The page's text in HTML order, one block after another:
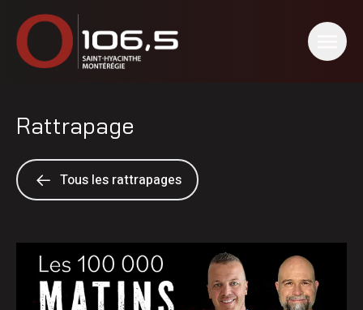
Rattrapage
Tous les rattrapages